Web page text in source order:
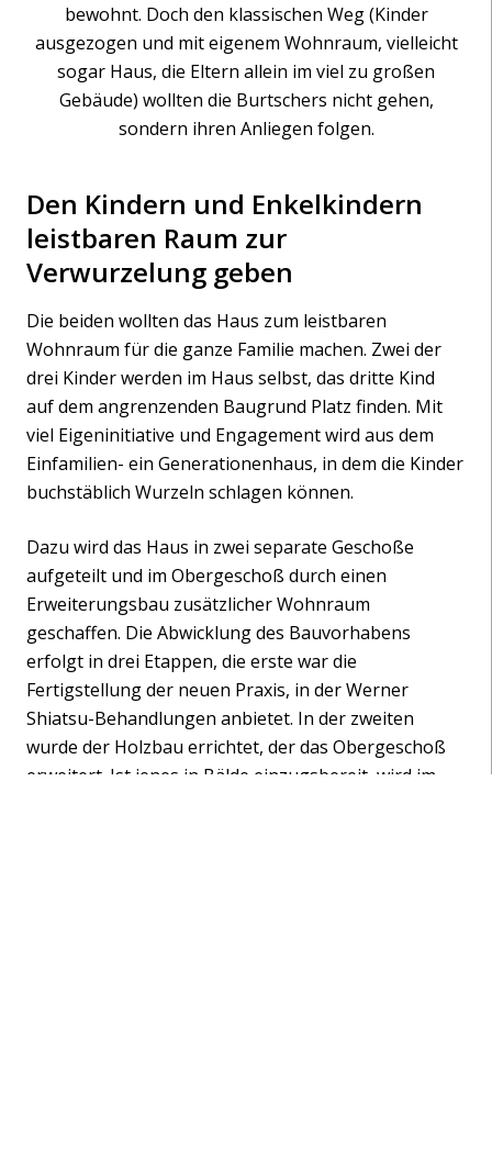
bewohnt. Doch den klassischen Weg (Kinder
ausgezogen und mit eigenem Wohnraum, vielleicht
sogar Haus, die Eltern allein im viel zu großen
Gebäude) wollten die Burtschers nicht gehen,
sondern ihren Anliegen folgen.
Den Kindern und Enkelkindern
leistbaren Raum zur
Verwurzelung geben
Die beiden wollten das Haus zum leistbaren
Wohnraum für die ganze Familie machen. Zwei der
drei Kinder werden im Haus selbst, das dritte Kind
auf dem angrenzenden Baugrund Platz finden. Mit
viel Eigeninitiative und Engagement wird aus dem
Einfamilien- ein Generationenhaus, in dem die Kinder
buchstäblich Wurzeln schlagen können.
Dazu wird das Haus in zwei separate Geschoße
aufgeteilt und im Obergeschoß durch einen
Erweiterungsbau zusätzlicher Wohnraum
geschaffen. Die Abwicklung des Bauvorhabens
erfolgt in drei Etappen, die erste war die
Fertigstellung der neuen Praxis, in der Werner
Shiatsu-Behandlungen anbietet. In der zweiten
wurde der Holzbau errichtet, der das Obergeschoß
erweitert. Ist jenes in Bälde einzugsbereit, wird im